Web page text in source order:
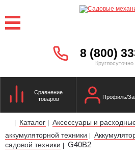
8 (800)
Круглосуточно
Сравнение
товаров
Профиль/
| Каталог | Аксессуары и
аккумуляторной техники |
садовой техники | G40B2